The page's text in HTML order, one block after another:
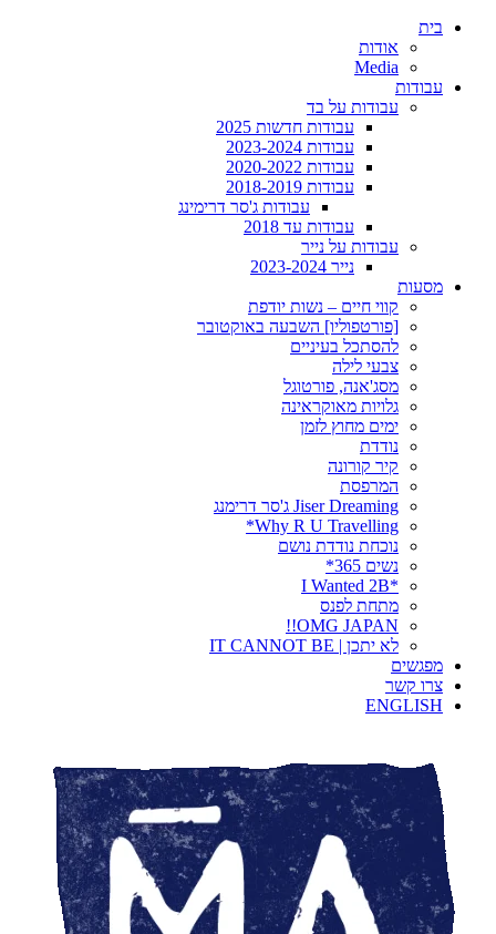
בית
אודות
Media
עבודות
עבודות על בד
עבודות חדשות 2025
עבודות 2023-2024
עבודות 2020-2022
עבודות 2018-2019
עבודות ג'סר דרימינג
עבודות עד 2018
עבודות על נייר
נייר 2023-2024
מסעות
קווי חיים – נשות יודפת
[פורטפוליו] השבעה באוקטובר
להסתכל בעיניים
צבעי לילה
מסג'אנה, פורטוגל
גלויות מאוקראינה
ימים מחוץ לזמן
נודדת
קיר קורונה
המרפסת
Jiser Dreaming ג'סר דרימנג
Why R U Travelling*
נוכחת נודדת נושם
נשים 365*
*I Wanted 2B
מתחת לפנס
OMG JAPAN!!
לא יתכן | IT CANNOT BE
מפגשים
צרו קשר
ENGLISH